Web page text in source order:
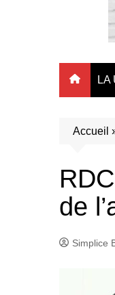
LA
Accueil
de
Simplice